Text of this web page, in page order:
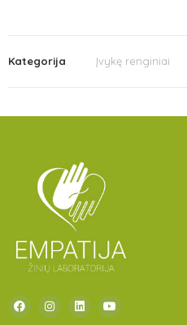
Kategorija Įvykę renginiai